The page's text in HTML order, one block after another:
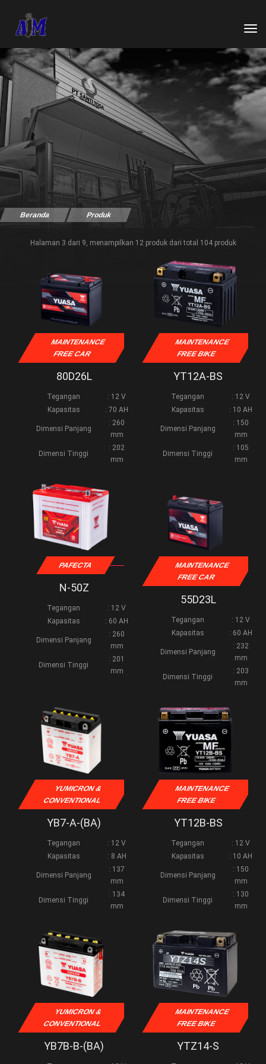
Beranda Produk
Halaman 3 dari 9, menampilkan 12 produk dari total 104 produk
MAINTENANCE
FREE CAR
80D26L
Tegangan
: 12 V
Kapasitas
: 70 AH
Dimensi Panjang
: 260
mm
Dimensi Tinggi
: 202
mm
MAINTENANCE
FREE BIKE
YT12A-BS
Tegangan
: 12 V
Kapasitas
: 10 AH
Dimensi Panjang
: 150
mm
Dimensi Tinggi
: 105
mm
PAFECTA
N-50Z
Tegangan
: 12 V
Kapasitas
: 60 AH
Dimensi Panjang
: 260
mm
Dimensi Tinggi
: 201
mm
MAINTENANCE
FREE CAR
55D23L
Tegangan
: 12 V
Kapasitas
: 60 AH
Dimensi Panjang
: 232
mm
Dimensi Tinggi
: 203
mm
YUMICRON &
CONVENTIONAL
YB7-A-(BA)
Tegangan
: 12 V
Kapasitas
: 8 AH
Dimensi Panjang
: 137
mm
Dimensi Tinggi
: 134
mm
MAINTENANCE
FREE BIKE
YT12B-BS
Tegangan
: 12 V
Kapasitas
: 10 AH
Dimensi Panjang
: 150
mm
Dimensi Tinggi
: 130
mm
YUMICRON &
CONVENTIONAL
YB7B-B-(BA)
MAINTENANCE
FREE BIKE
YTZ14-S